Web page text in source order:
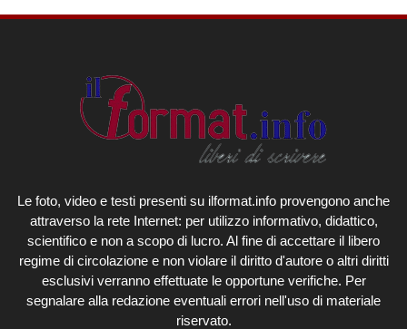
Le foto, video e testi presenti su ilformat.info provengono anche
attraverso la rete Internet: per utilizzo informativo, didattico,
scientifico e non a scopo di lucro. Al fine di accettare il libero
regime di circolazione e non violare il diritto d'autore o altri diritti
esclusivi verranno effettuate le opportune verifiche. Per
segnalare alla redazione eventuali errori nell'uso di materiale
riservato.